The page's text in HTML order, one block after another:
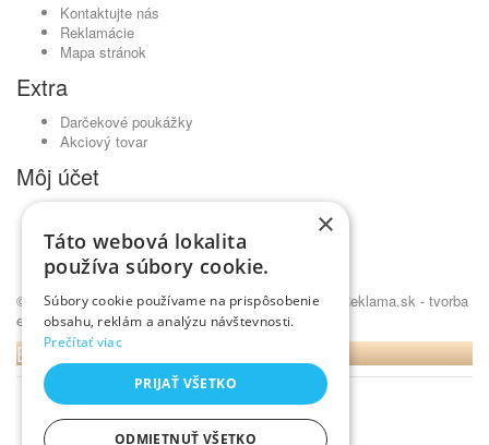
Kontaktujte nás
Reklamácie
Mapa stránok
Extra
Darčekové poukážky
Akciový tovar
Môj účet
História objednávok
Obľúbené produkty
Novinky
© Kavickujem.sk - čaje Lovare, pražená káva • NajReklama.sk - tvorba
eshopu
BLOG
×
Táto webová lokalita
používa súbory cookie.
Súbory cookie používame na prispôsobenie
obsahu, reklám a analýzu návštevnosti.
Prečítať viac
PRIJAŤ VŠETKO
ODMIETNUŤ VŠETKO